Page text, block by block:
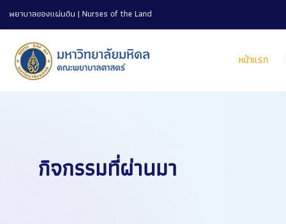
พยาบาลของแผ่นดิน | Nurses of the Land
หน้าแรก
กิจกรรมที่ผ่านมา